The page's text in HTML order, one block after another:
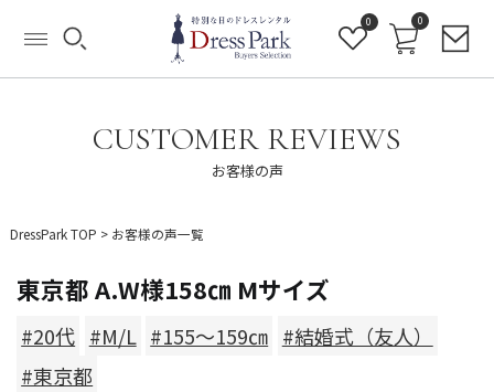
0 0
CUSTOMER REVIEWS
お客様の声
DressPark TOP > お客様の声一覧
東京都 A.W様158㎝ Mサイズ
#20代 #M/L #155～159㎝ #結婚式（友人）
#東京都